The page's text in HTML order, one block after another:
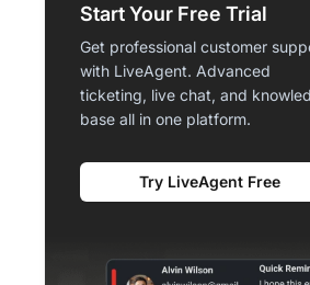
Start Your Free Trial
Get professional customer
with LiveAgent. Advanced
ticketing, live chat, and
base all in one platform.
Try LiveAgent Free